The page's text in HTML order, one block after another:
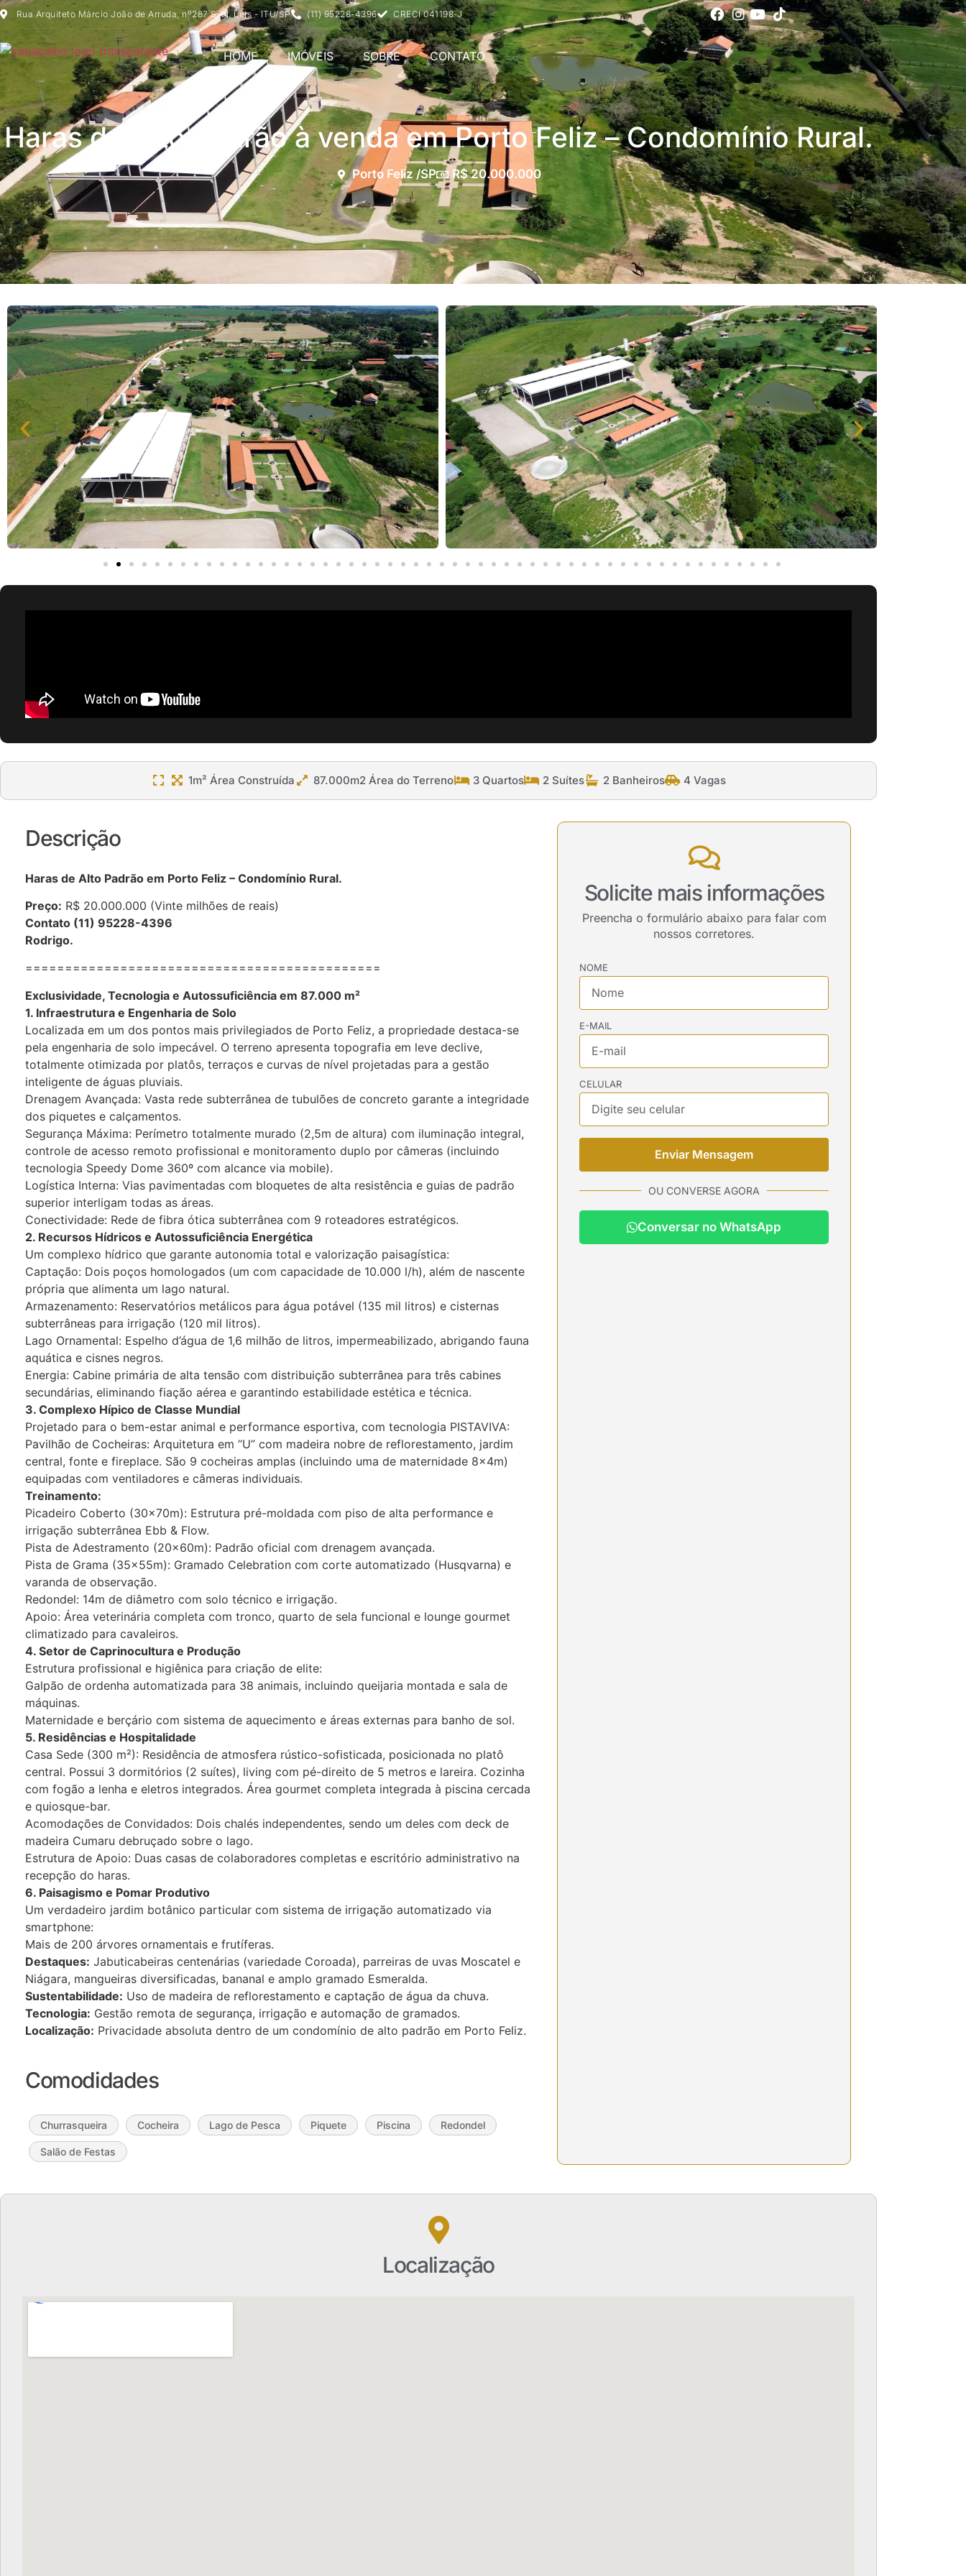
Rua Arquiteto Márcio João de Arruda, nº287 S-Vl. Leis - ITU/SP (11) 95228-4396 CRECI 041198-J
HOME IMÓVEIS SOBRE CONTATO
Haras de Alto Padrão à venda em Porto Feliz – Condomínio Rural.
Porto Feliz /SP R$ 20.000.000
1m² Área Construída 87.000m2 Área do Terreno 3 Quartos 2 Suítes 2 Banheiros 4 Vagas
Descrição
Haras de Alto Padrão em Porto Feliz – Condomínio Rural.
Preço: R$ 20.000.000 (Vinte milhões de reais)
Contato (11) 95228-4396
Rodrigo.
=============================================
​Exclusividade, Tecnologia e Autossuficiência em 87.000 m²
​1. Infraestrutura e Engenharia de Solo
​Localizada em um dos pontos mais privilegiados de Porto Feliz, a propriedade destaca-se
pela engenharia de solo impecável. O terreno apresenta topografia em leve declive,
totalmente otimizada por platôs, terraços e curvas de nível projetadas para a gestão
inteligente de águas pluviais.
​Drenagem Avançada: Vasta rede subterrânea de tubulões de concreto garante a integridade
dos piquetes e calçamentos.
​Segurança Máxima: Perímetro totalmente murado (2,5m de altura) com iluminação integral,
controle de acesso remoto profissional e monitoramento duplo por câmeras (incluindo
tecnologia Speedy Dome 360º com alcance via mobile).
​Logística Interna: Vias pavimentadas com bloquetes de alta resistência e guias de padrão
superior interligam todas as áreas.
​Conectividade: Rede de fibra ótica subterrânea com 9 roteadores estratégicos.
​2. Recursos Hídricos e Autossuficiência Energética
​Um complexo hídrico que garante autonomia total e valorização paisagística:
​Captação: Dois poços homologados (um com capacidade de 10.000 l/h), além de nascente
própria que alimenta um lago natural.
​Armazenamento: Reservatórios metálicos para água potável (135 mil litros) e cisternas
subterrâneas para irrigação (120 mil litros).
​Lago Ornamental: Espelho d’água de 1,6 milhão de litros, impermeabilizado, abrigando fauna
aquática e cisnes negros.
​Energia: Cabine primária de alta tensão com distribuição subterrânea para três cabines
secundárias, eliminando fiação aérea e garantindo estabilidade estética e técnica.
​3. Complexo Hípico de Classe Mundial
​Projetado para o bem-estar animal e performance esportiva, com tecnologia PISTAVIVA:
​Pavilhão de Cocheiras: Arquitetura em “U” com madeira nobre de reflorestamento, jardim
central, fonte e fireplace. São 9 cocheiras amplas (incluindo uma de maternidade 8x4m)
equipadas com ventiladores e câmeras individuais.
​Treinamento:
​Picadeiro Coberto (30x70m): Estrutura pré-moldada com piso de alta performance e
irrigação subterrânea Ebb & Flow.
​Pista de Adestramento (20x60m): Padrão oficial com drenagem avançada.
​Pista de Grama (35x55m): Gramado Celebration com corte automatizado (Husqvarna) e
varanda de observação.
​Redondel: 14m de diâmetro com solo técnico e irrigação.
​Apoio: Área veterinária completa com tronco, quarto de sela funcional e lounge gourmet
climatizado para cavaleiros.
​4. Setor de Caprinocultura e Produção
​Estrutura profissional e higiênica para criação de elite:
​Galpão de ordenha automatizada para 38 animais, incluindo queijaria montada e sala de
máquinas.
​Maternidade e berçário com sistema de aquecimento e áreas externas para banho de sol.
​5. Residências e Hospitalidade
​Casa Sede (300 m²): Residência de atmosfera rústico-sofisticada, posicionada no platô
central. Possui 3 dormitórios (2 suítes), living com pé-direito de 5 metros e lareira. Cozinha
com fogão a lenha e eletros integrados. Área gourmet completa integrada à piscina cercada
e quiosque-bar.
​Acomodações de Convidados: Dois chalés independentes, sendo um deles com deck de
madeira Cumaru debruçado sobre o lago.
​Estrutura de Apoio: Duas casas de colaboradores completas e escritório administrativo na
recepção do haras.
​6. Paisagismo e Pomar Produtivo
​Um verdadeiro jardim botânico particular com sistema de irrigação automatizado via
smartphone:
​Mais de 200 árvores ornamentais e frutíferas.
​Destaques: Jabuticabeiras centenárias (variedade Coroada), parreiras de uvas Moscatel e
Niágara, mangueiras diversificadas, bananal e amplo gramado Esmeralda.
​Sustentabilidade: Uso de madeira de reflorestamento e captação de água da chuva.
​Tecnologia: Gestão remota de segurança, irrigação e automação de gramados.
​Localização: Privacidade absoluta dentro de um condomínio de alto padrão em Porto Feliz.
Comodidades
Churrasqueira Cocheira Lago de Pesca Piquete Piscina Redondel
Salão de Festas
Solicite mais informações
Preencha o formulário abaixo para falar com
nossos corretores.
NOME
E-MAIL
CELULAR
Enviar Mensagem
OU CONVERSE AGORA
Conversar no WhatsApp
Localização